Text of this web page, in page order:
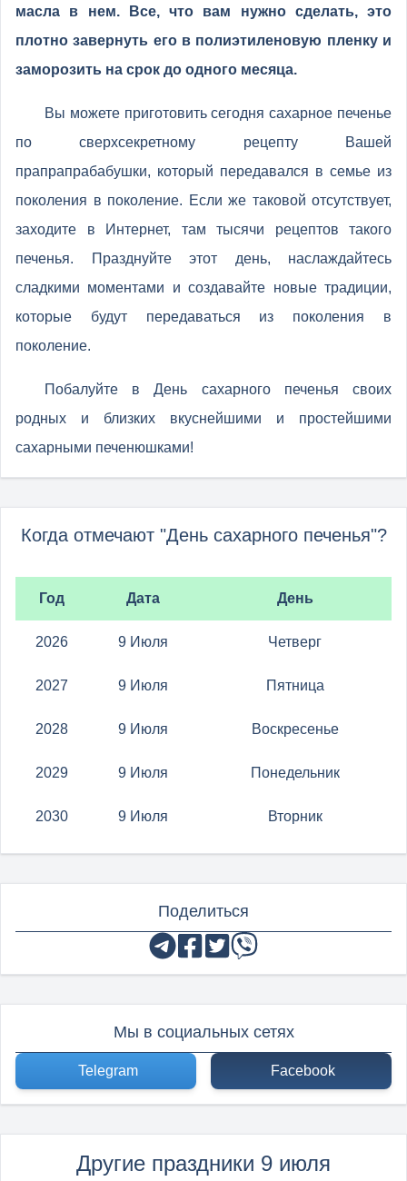
масла в нем. Все, что вам нужно сделать, это
плотно завернуть его в полиэтиленовую пленку и
заморозить на срок до одного месяца.
Вы можете приготовить сегодня сахарное печенье
по сверхсекретному рецепту Вашей
прапрапрабабушки, который передавался в семье из
поколения в поколение. Если же таковой отсутствует,
заходите в Интернет, там тысячи рецептов такого
печенья. Празднуйте этот день, наслаждайтесь
сладкими моментами и создавайте новые традиции,
которые будут передаваться из поколения в
поколение.
Побалуйте в День сахарного печенья своих
родных и близких вкуснейшими и простейшими
сахарными печенюшками!
Когда отмечают "День сахарного печенья"?
Год Дата День
2026 9 Июля Четверг
2027 9 Июля Пятница
2028 9 Июля Воскресенье
2029 9 Июля Понедельник
2030 9 Июля Вторник
Поделиться
Мы в социальных сетях
Telegram Facebook
Другие праздники 9 июля